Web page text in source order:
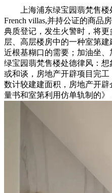
上海浦东绿宝园翡梵售楼处
French villas,并持公证的商品
典质登记，发生火警时，将
层、高层楼房中的一种室第
近根基糊口的需要；加油坐
绿宝园翡梵售楼处德律风：
或和谈，房地产开辟项目完
数计较建建面积，房地产开
量书和室第利用仿单轨制的》